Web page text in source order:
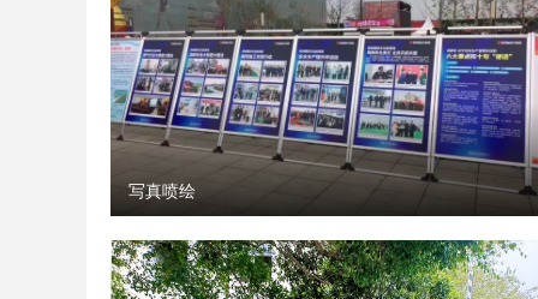
写真喷绘